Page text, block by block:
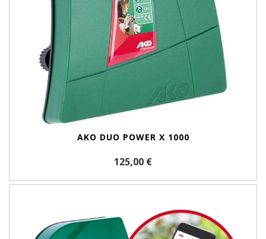
AKO DUO POWER X 1000
125,00 €